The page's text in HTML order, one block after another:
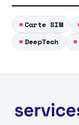
Carte SIM
DeepTech